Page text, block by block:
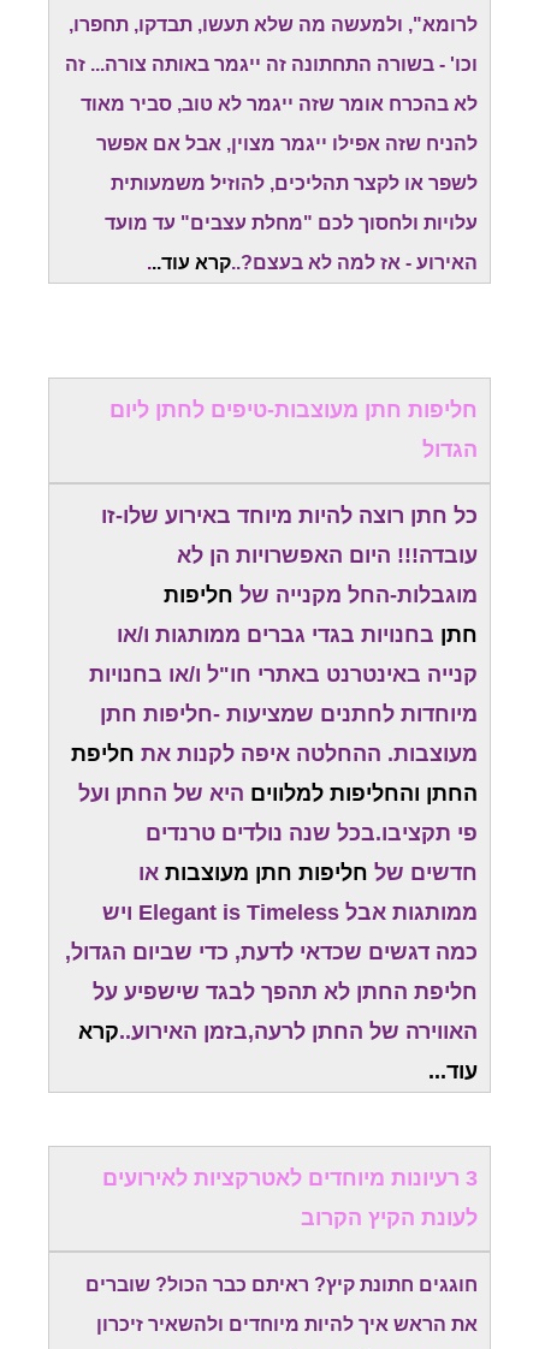
לרומא", ולמעשה מה שלא תעשו, תבדקו, תחפרו,
וכו' - בשורה התחתונה זה ייגמר באותה צורה... זה
לא בהכרח אומר שזה ייגמר לא טוב, סביר מאוד
להניח שזה אפילו ייגמר מצוין, אבל אם אפשר
לשפר או לקצר תהליכים, להוזיל משמעותית
עלויות ולחסוך לכם "מחלת עצבים" עד מועד
האירוע - אז למה לא בעצם?..קרא עוד...
חליפות חתן מעוצבות-טיפים לחתן ליום
הגדול
כל חתן רוצה להיות מיוחד באירוע שלו-זו
עובדה!!! היום האפשרויות הן לא
מוגבלות-החל מקנייה של חליפות
חתן בחנויות בגדי גברים ממותגות ו/או
קנייה באינטרנט באתרי חו"ל ו/או בחנויות
מיוחדות לחתנים שמציעות -חליפות חתן
מעוצבות. ההחלטה איפה לקנות את חליפת
החתן והחליפות למלווים היא של החתן ועל
פי תקציבו.בכל שנה נולדים טרנדים
חדשים של חליפות חתן מעוצבות או
ממותגות אבל Elegant is Timeless ויש
כמה דגשים שכדאי לדעת, כדי שביום הגדול,
חליפת החתן לא תהפך לבגד שישפיע על
האווירה של החתן לרעה,בזמן האירוע..קרא
עוד...
3 רעיונות מיוחדים לאטרקציות לאירועים
לעונת הקיץ הקרוב
חוגגים חתונת קיץ? ראיתם כבר הכול? שוברים
את הראש איך להיות מיוחדים ולהשאיר זיכרון